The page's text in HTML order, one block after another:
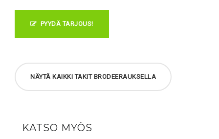
PYYDÄ TARJOUS!
NÄYTÄ KAIKKI TAKIT BRODEERAUKSELLA
KATSO MYÖS